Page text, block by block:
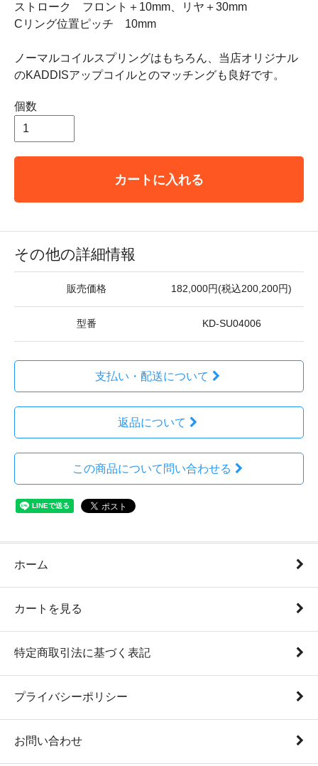
ストローク フロント＋10mm、リヤ＋30mm
Cリング位置ピッチ 10mm
ノーマルコイルスプリングはもちろん、当店オリジナル
のKADDISアップコイルとのマッチングも良好です。
個数
カートに入れる
その他の詳細情報
販売価格 182,000円(税込200,200円)
型番 KD-SU04006
支払い・配送について
返品について
この商品について問い合わせる
ホーム
カートを見る
特定商取引法に基づく表記
プライバシーポリシー
お問い合わせ